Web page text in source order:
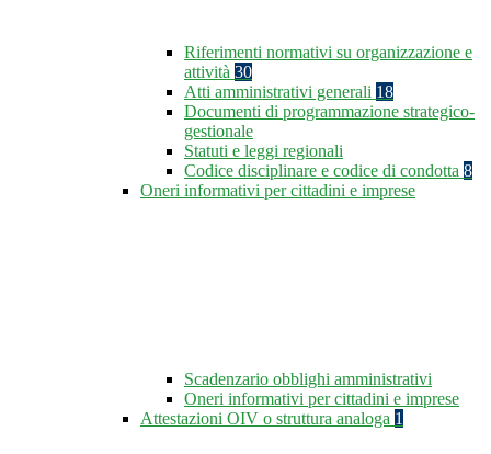
Riferimenti normativi su organizzazione e
attività 30
Atti amministrativi generali 18
Documenti di programmazione strategico-
gestionale
Statuti e leggi regionali
Codice disciplinare e codice di condotta 8
Oneri informativi per cittadini e imprese
Scadenzario obblighi amministrativi
Oneri informativi per cittadini e imprese
Attestazioni OIV o struttura analoga 1